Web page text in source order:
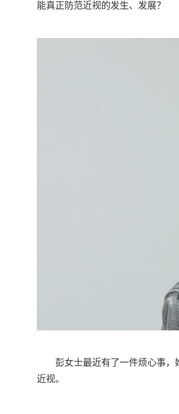
能真正防范近视的发生、发展？
彭女士最近有了一件烦心事
近视。